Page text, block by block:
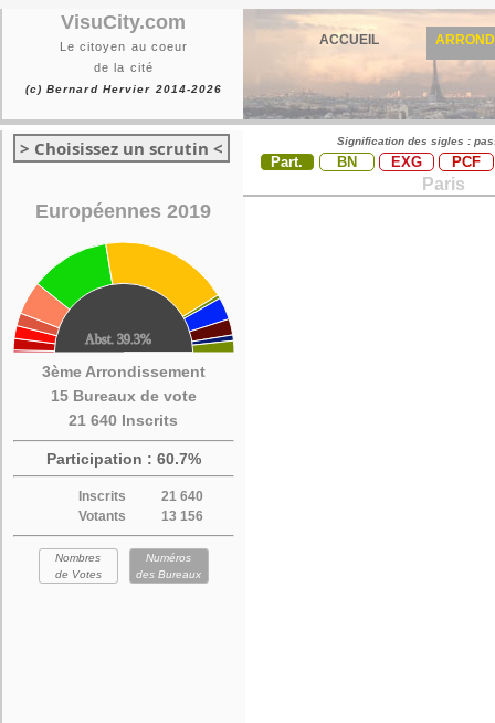
VisuCity.com
Le citoyen au coeur
de la cité
(c) Bernard Hervier 2014-2026
ACCUEIL
> Choisissez un scrutin <
Européennes 2019
3ème Arrondissement
15 Bureaux de vote
21 640 Inscrits
Participation : 60.7%
Inscrits
21 640
Votants
13 156
Nombres
de Votes
Numéros
des Bureaux
Signification des sigles :
Part. BN EXG PCF
Paris